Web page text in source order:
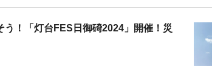
う！「灯台FES日御碕2024」開催！災